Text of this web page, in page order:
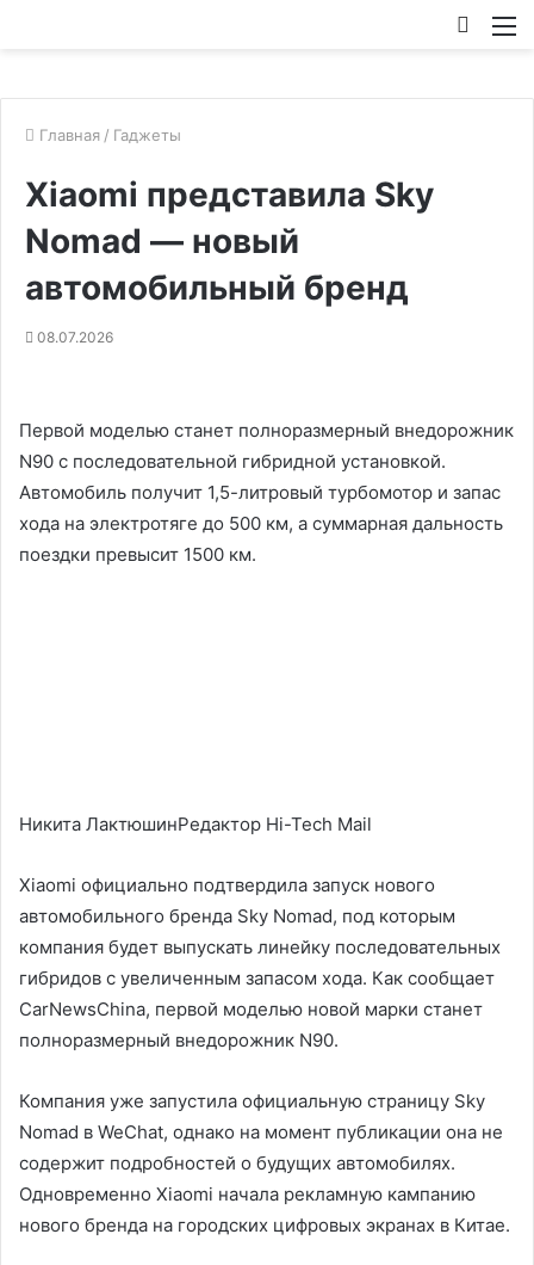
Главная / Гаджеты
Xiaomi представила Sky
Nomad — новый
автомобильный бренд
08.07.2026
Первой моделью станет полноразмерный внедорожник
N90 с последовательной гибридной установкой.
Автомобиль получит 1,5-литровый турбомотор и запас
хода на электротяге до 500 км, а суммарная дальность
поездки превысит 1500 км.
Никита ЛактюшинРедактор Hi-Tech Mail
Xiaomi официально подтвердила запуск нового
автомобильного бренда Sky Nomad, под которым
компания будет выпускать линейку последовательных
гибридов с увеличенным запасом хода. Как сообщает
CarNewsChina, первой моделью новой марки станет
полноразмерный внедорожник N90.
Компания уже запустила официальную страницу Sky
Nomad в WeChat, однако на момент публикации она не
содержит подробностей о будущих автомобилях.
Одновременно Xiaomi начала рекламную кампанию
нового бренда на городских цифровых экранах в Китае.